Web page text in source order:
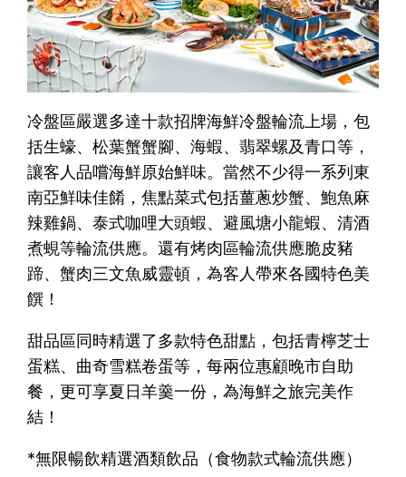
冷盤區嚴選多達十款招牌海鮮冷盤輪流上場，包
括生蠔、松葉蟹蟹腳、海蝦、翡翠螺及青口等，
讓客人品嚐海鮮原始鮮味。當然不少得一系列東
南亞鮮味佳餚，焦點菜式包括薑蔥炒蟹、鮑魚麻
辣雞鍋、泰式咖哩大頭蝦、避風塘小龍蝦、清酒
煮蜆等輪流供應。還有烤肉區輪流供應脆皮豬
蹄、蟹肉三文魚威靈頓，為客人帶來各國特色美
饌！
甜品區同時精選了多款特色甜點，包括青檸芝士
蛋糕、曲奇雪糕卷蛋等，每兩位惠顧晚市自助
餐，更可享夏日羊羹一份，為海鮮之旅完美作
結！
*無限暢飲精選酒類飲品（食物款式輪流供應）